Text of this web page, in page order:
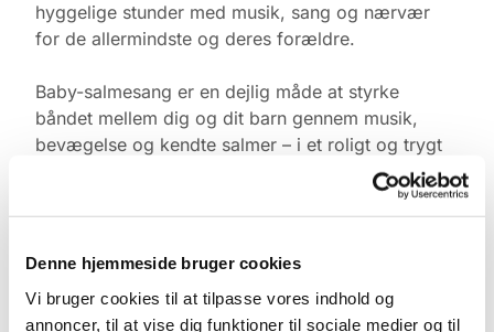
Denne hjemmeside bruger cookies
Vi bruger cookies til at tilpasse vores indhold og
annoncer, til at vise dig funktioner til sociale medier og til
hyggelige stunder med musik, sang og nærvær
for de allermindste og deres forældre.
Baby-salmesang er en dejlig måde at styrke
båndet mellem dig og dit barn gennem musik,
bevægelse og kendte salmer – i et roligt og trygt
Tid & Sted:
Torsdage kl. 10.00